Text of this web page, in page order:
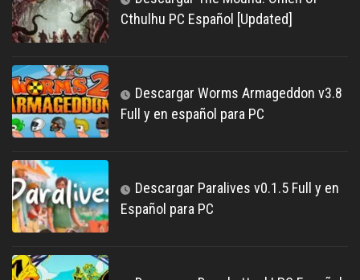
Cthulhu PC Español [Updated]
Descargar Worms Armageddon v3.8
Full y en español para PC
Descargar Paralives v0.1.5 Full y en
Español para PC